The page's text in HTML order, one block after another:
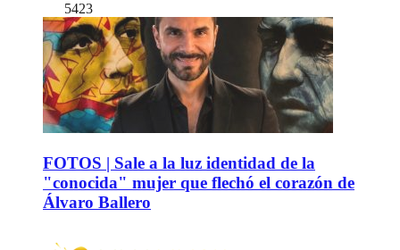
5423
FOTOS | Sale a la luz identidad de la
"conocida" mujer que flechó el corazón de
Álvaro Ballero